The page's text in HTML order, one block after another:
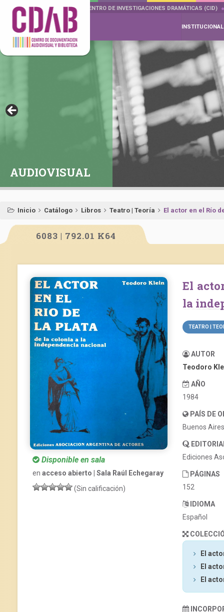
DOCUMENTA DRAMÁTICAS CENTRO DE INVESTIGACIONES DRAMÁTICAS (CID)
INSTITUCIONAL
AUDIOVISUAL
Inicio Catálogo Libros Teatro | Teoría El actor en el Río
6083 | 792.01 K64
Disponible en sala
en acceso abierto | Sala Raúl Echegaray
(Sin calificación)
El actor en el Río de La Plata. De la colonia a
la
TEATRO |
AUTOR
Teodoro
AÑO
1984
PAÍS DE
Buenos
Ediciones
PÁGINAS
152
IDIOMA
Español
El
El
El